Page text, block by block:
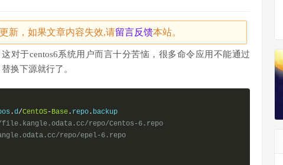
新，如果文章内容失效,请留言反馈本站。
对于centos6系统用户而言十分苦恼，很多命令应用不能通过
换下源就行了。
.d/CentOS-Base . repo . backup
repo/Centos-6.repo
repo/epel-6.repo